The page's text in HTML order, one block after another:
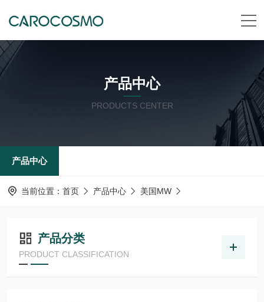
产品中心
PRODUCTS CENTER
产品中心
当前位置： 首页 产品中心 美国MW
产品分类
PRODUCT CLASSIFICATION